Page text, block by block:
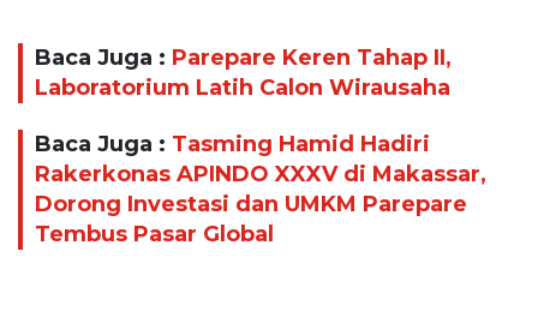
Baca Juga : Parepare Keren Tahap II,
Laboratorium Latih Calon Wirausaha
Baca Juga : Tasming Hamid Hadiri
Rakerkonas APINDO XXXV di Makassar,
Dorong Investasi dan UMKM Parepare
Tembus Pasar Global